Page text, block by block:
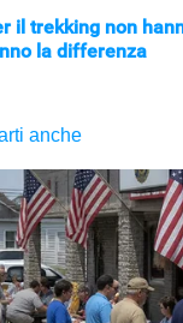
il trekking non
la differenza